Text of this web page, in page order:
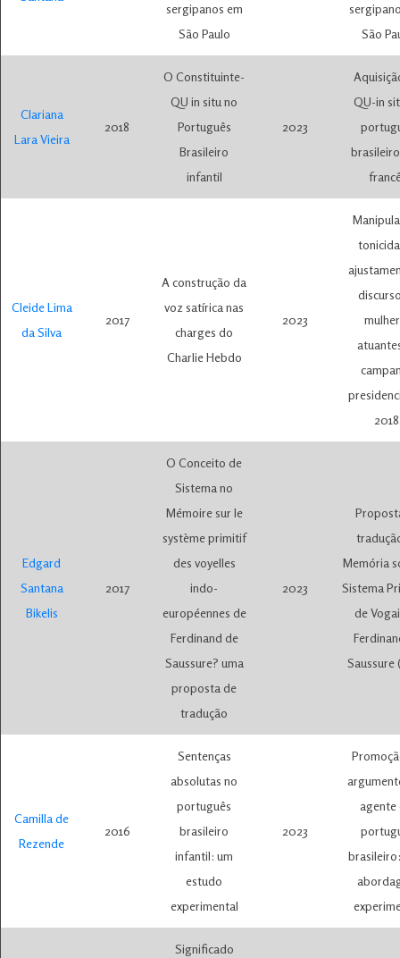
sergipanos em
São Paulo
São
Clariana
Lara Vieira
2018
O Constituinte-
QU in situ no
Português
Brasileiro
infantil
2023
QU-in
Cleide Lima
da Silva
2017
A construção da
voz satírica nas
charges do
Charlie Hebdo
2023
Edgard
Santana
Bikelis
2017
O Conceito de
Sistema no
Mémoire sur le
système primitif
des voyelles
indo-
européennes de
Ferdinand de
Saussure? uma
proposta de
tradução
2023
Memória
Sistema
de
Saussure
Camilla de
Rezende
2016
Sentenças
absolutas no
português
brasileiro
infantil: um
estudo
experimental
2023
agente
Significado